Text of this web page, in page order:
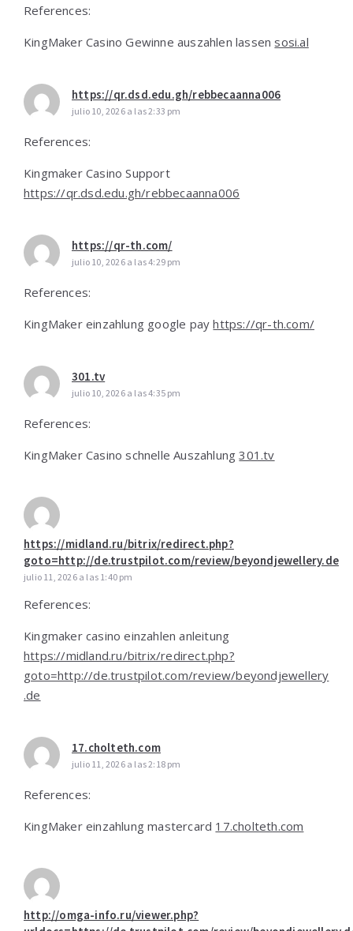
References:
KingMaker Casino Gewinne auszahlen lassen sosi.al
https://qr.dsd.edu.gh/rebbecaanna006
julio 10, 2026 a las 2:33 pm
References:
Kingmaker Casino Support
https://qr.dsd.edu.gh/rebbecaanna006
https://qr-th.com/
julio 10, 2026 a las 4:29 pm
References:
KingMaker einzahlung google payhttps://qr-th.com/
301.tv
julio 10, 2026 a las 4:35 pm
References:
KingMaker Casino schnelle Auszahlung301.tv
https://midland.ru/bitrix/redirect.php?
goto=http://de.trustpilot.com/review/beyondjewellery.de
julio 11, 2026 a las 1:40 pm
References:
Kingmaker casino einzahlen anleitung
https://midland.ru/bitrix/redirect.php?
goto=http://de.trustpilot.com/review/beyondjewellery
.de
17.cholteth.com
julio 11, 2026 a las 2:18 pm
References:
KingMaker einzahlung mastercard 17.cholteth.com
http://omga-info.ru/viewer.php?